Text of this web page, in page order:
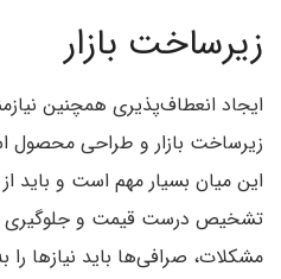
زیرساخت بازار
ایجاد انعطاف‌پذیری همچنین
زیرساخت بازار و طراحی
این میان بسیار مهم است و باید
تشخیص درست قیمت و جلوگیری
مشکلات، صرافی‌ها باید نیاز‌ها